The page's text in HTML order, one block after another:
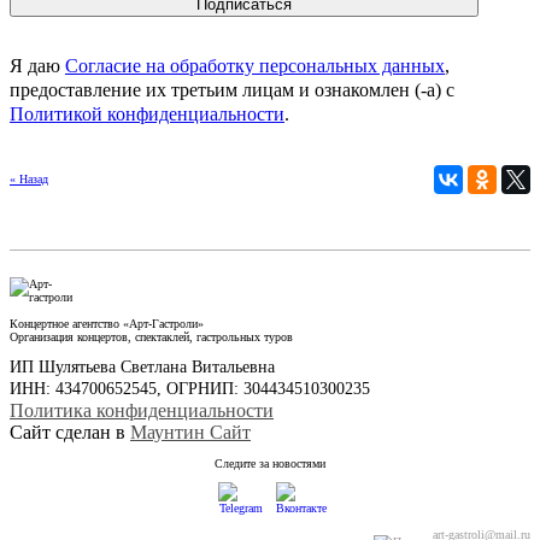
Я даю Согласие на обработку персональных данных,
предоставление их третьим лицам и ознакомлен (-а) c
Политикой конфиденциальности.
« Назад
Концертное агентство «Арт-Гастроли»
Организация концертов, спектаклей, гастрольных туров
ИП Шулятьева Светлана Витальевна
ИНН: 434700652545, ОГРНИП: 304434510300235
Политика конфиденциальности
Сайт сделан в Маунтин Сайт
Следите за новостями
art-gastroli@mail.ru